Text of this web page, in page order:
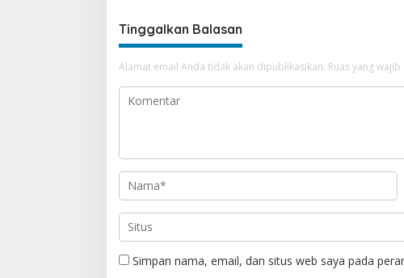
Tinggalkan Balasan
Alamat email Anda tidak akan dipublikasikan. Ruas yang
Simpan nama, email, dan situs web saya pada